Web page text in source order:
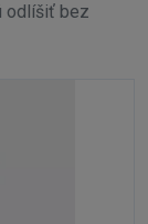
odlíšiť bez